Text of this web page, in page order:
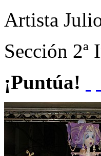
Artista
Sección 2ª
¡Puntúa!